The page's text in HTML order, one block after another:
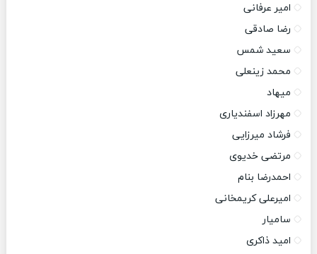
امیر عرفانی
رضا صادقی
سعید شمس
محمد زینعلی
میهاد
مهرزاد اسفندیاری
فرشاد میرزایی
مرتضی خدیوی
احمدرضا بنام
امیرعلی کریمخانی
سامیار
امید ذاکری